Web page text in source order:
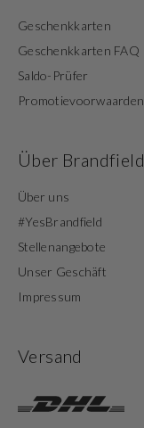
Geschenkkarten
Geschenkkarten FAQ
Saldo-Prüfer
Promotievoorwaarden
Über Brandfield
Über uns
#YesBrandfield
Stellenangebote
Unser Geschäft
Impressum
Versand